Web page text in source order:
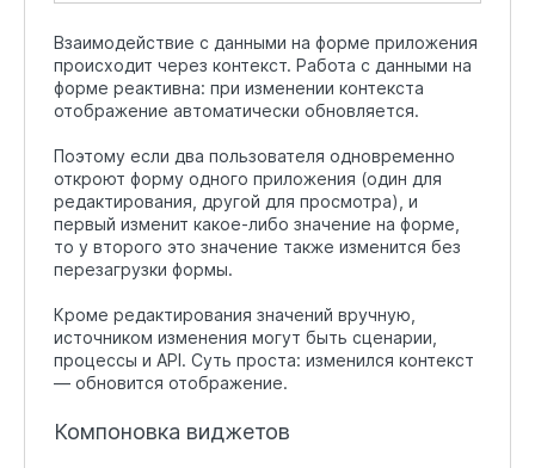
Взаимодействие с данными на форме приложения
происходит через контекст. Работа с данными на
форме реактивна: при изменении контекста
отображение автоматически обновляется.
Поэтому если два пользователя одновременно
откроют форму одного приложения (один для
редактирования, другой для просмотра), и
первый изменит какое-либо значение на форме,
то у второго это значение также изменится без
перезагрузки формы.
Кроме редактирования значений вручную,
источником изменения могут быть сценарии,
процессы и API. Суть проста: изменился контекст
— обновится отображение.
Компоновка виджетов